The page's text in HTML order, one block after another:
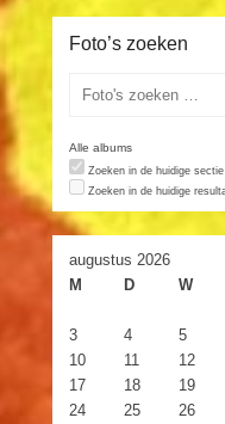
Foto’s zoeken
Alle albums
Zoeken in de huidige sectie
Zoeken in de huidige
augustus 2026
M
D W
3
4 5
10
11 12
17
18 19
24
25 26